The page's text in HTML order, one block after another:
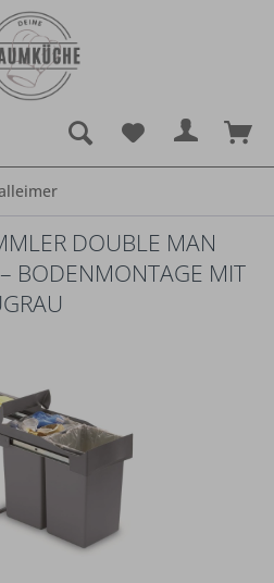
DOUBLE MAN
BODENMONTAGE MIT